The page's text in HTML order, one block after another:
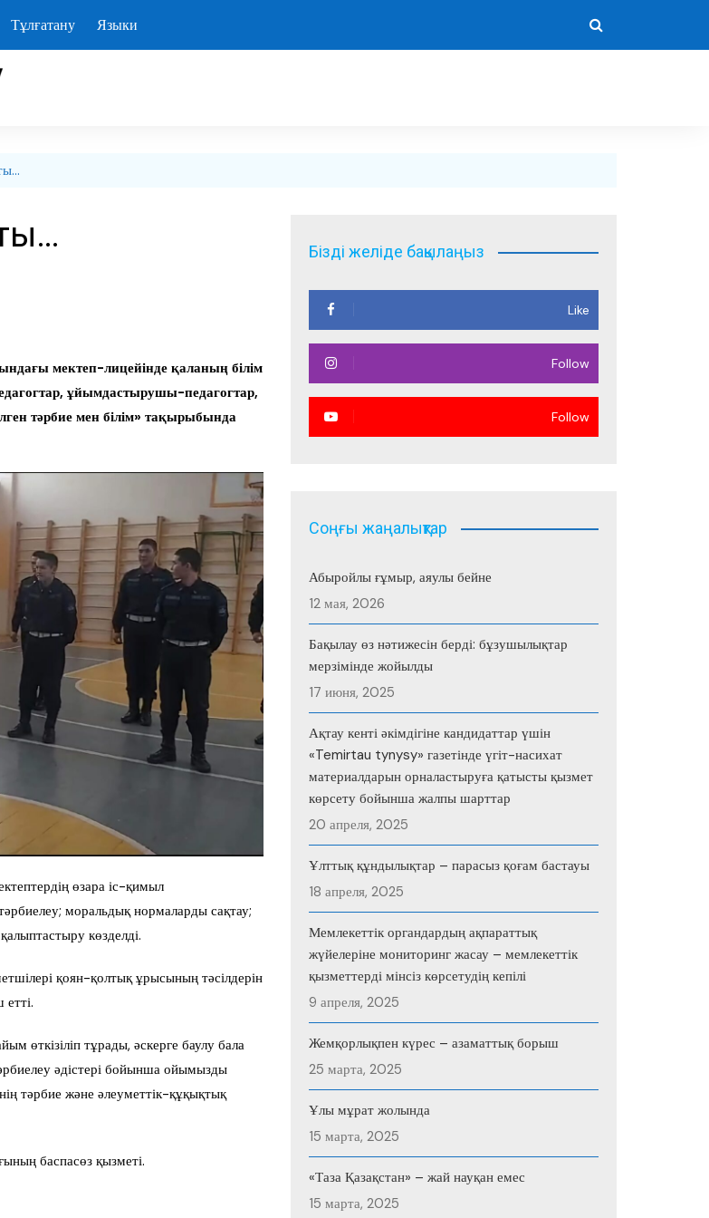
Тұлғатану Языки
мектеп-лицейінде қаланың білім
ұйымдастырушы-педагогтар,
тәрбие мен білім» тақырыбында
өзара іс-қимыл
моральдық нормаларды сақтау;
көзделді.
қоян-қолтық ұрысының тәсілдерін
өткізіліп тұрады, әскерге баулу бала
әдістері бойынша ойымызды
тәрбие және әлеуметтік-құқықтық
баспасөз қызметі.
Бізді желіде бақылаңыз
Like
Follow
Follow
Соңғы жаңалықтар
Абыройлы ғұмыр, аяулы бейне
12 мая, 2026
Бақылау өз нәтижесін берді: бұзушылықтар
мерзімінде жойылды
17 июня, 2025
Ақтау кенті әкімдігіне кандидаттар үшін
«Temirtau tynysy» газетінде үгіт-насихат
материалдарын орналастыруға қатысты қызмет
көрсету бойынша жалпы шарттар
20 апреля, 2025
Ұлттық құндылықтар – парасыз қоғам бастауы
18 апреля, 2025
Мемлекеттік органдардың ақпараттық
жүйелеріне мониторинг жасау – мемлекеттік
қызметтерді мінсіз көрсетудің кепілі
9 апреля, 2025
Жемқорлықпен күрес – азаматтық борыш
25 марта, 2025
Ұлы мұрат жолында
15 марта, 2025
«Таза Қазақстан» – жай науқан емес
15 марта, 2025